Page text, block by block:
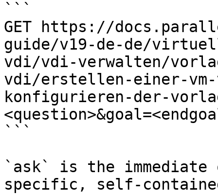
```
GET https://
guide/v19-de-de/
vdi/vdi-verwalten/
vdi/erstellen-einer-
konfigurieren-der-
```
`ask` is the
specific, self-